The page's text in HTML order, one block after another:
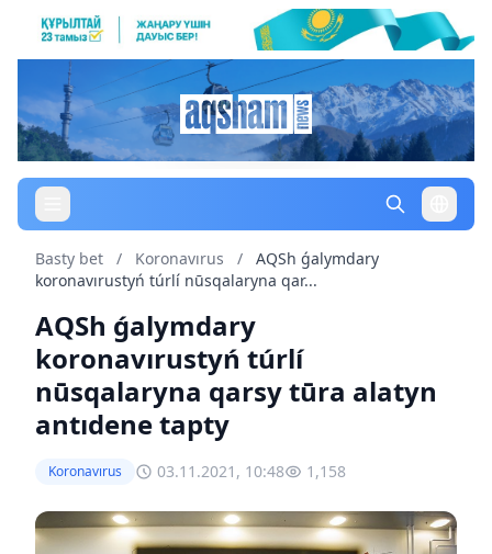
Basty bet / Koronavırus /
AQSh ǵalymdary
koronavırustyń túrlí nūsqalaryna qar...
AQSh ǵalymdary
koronavırustyń túrlí
nūsqalaryna qarsy tūra alatyn
antıdene tapty
Koronavırus 03.11.2021, 10:48 1,158